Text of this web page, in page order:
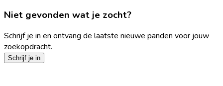
Niet gevonden wat je zocht?
Schrijf je in en ontvang de laatste nieuwe panden voor jouw
zoekopdracht.
Schrijf je in